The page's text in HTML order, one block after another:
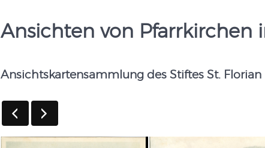
Ansichten von Pfarrkirchen
Ansichtskartensammlung des Stiftes St. Florian